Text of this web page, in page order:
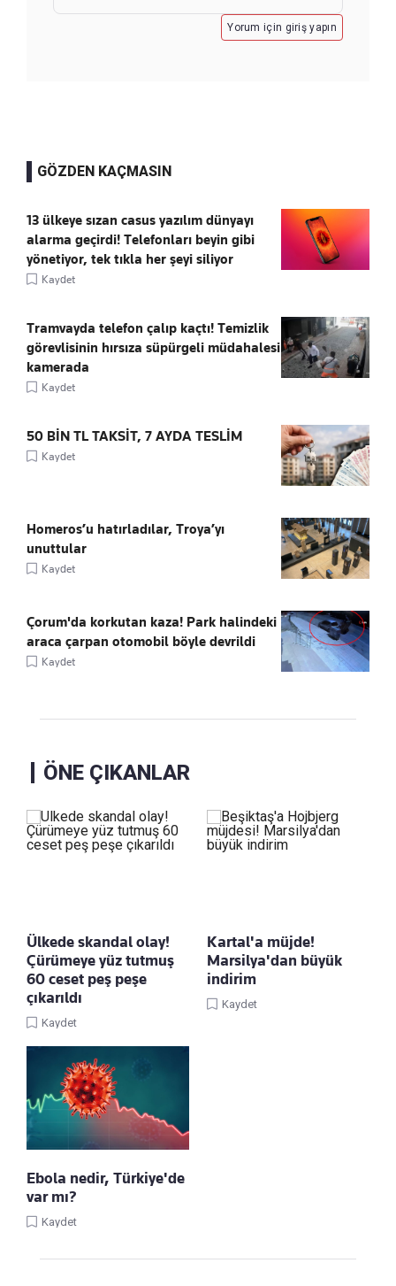
Yorum için giriş yapın
GÖZDEN KAÇMASIN
13 ülkeye sızan casus yazılım dünyayı
alarma geçirdi! Telefonları beyin gibi
yönetiyor, tek tıkla her şeyi siliyor
Kaydet
Tramvayda telefon çalıp kaçtı! Temizlik
görevlisinin hırsıza süpürgeli müdahalesi
kamerada
Kaydet
50 BİN TL TAKSİT, 7 AYDA TESLİM
Kaydet
Homeros’u hatırladılar, Troya’yı
unuttular
Kaydet
Çorum'da korkutan kaza! Park halindeki
araca çarpan otomobil böyle devrildi
Kaydet
ÖNE ÇIKANLAR
Ülkede skandal olay!
Çürümeye yüz tutmuş
60 ceset peş peşe
çıkarıldı
Kaydet
Kartal'a müjde!
Marsilya'dan büyük
indirim
Kaydet
Ebola nedir, Türkiye'de
var mı?
Kaydet